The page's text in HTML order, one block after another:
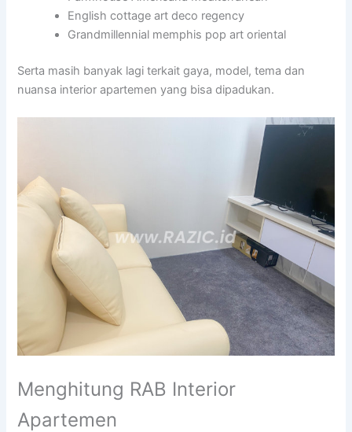
English cottage art deco regency
Grandmillennial memphis pop art oriental
Serta masih banyak lagi terkait gaya, model, tema dan
nuansa interior apartemen yang bisa dipadukan.
Menghitung RAB Interior
Apartemen